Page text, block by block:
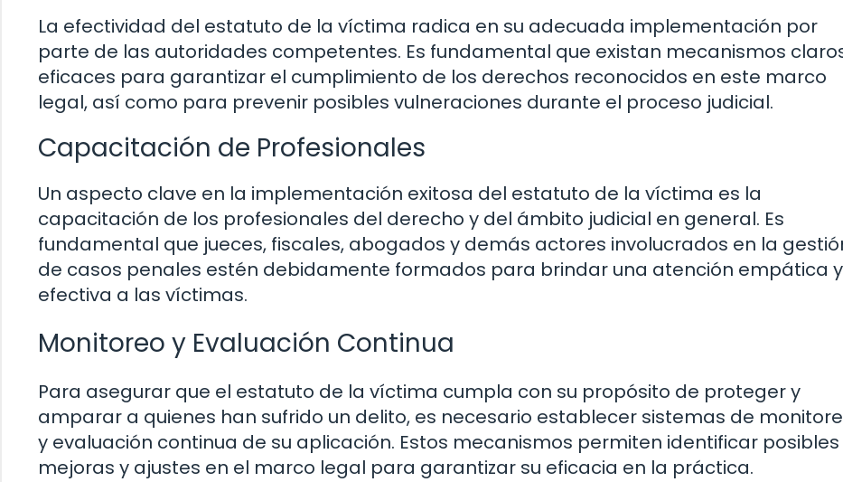
La efectividad del estatuto de la víctima radica en su adecuada implementación por
parte de las autoridades competentes. Es fundamental que existan mecanismos
eficaces para garantizar el cumplimiento de los derechos reconocidos en este marco
legal, así como para prevenir posibles vulneraciones durante el proceso judicial.
Capacitación de Profesionales
Un aspecto clave en la implementación exitosa del estatuto de la víctima es la
capacitación de los profesionales del derecho y del ámbito judicial en general. Es
fundamental que jueces, fiscales, abogados y demás actores involucrados en la
de casos penales estén debidamente formados para brindar una atención empática y
efectiva a las víctimas.
Monitoreo y Evaluación Continua
Para asegurar que el estatuto de la víctima cumpla con su propósito de proteger y
amparar a quienes han sufrido un delito, es necesario establecer sistemas de
y evaluación continua de su aplicación. Estos mecanismos permiten identificar posibles
mejoras y ajustes en el marco legal para garantizar su eficacia en la práctica.